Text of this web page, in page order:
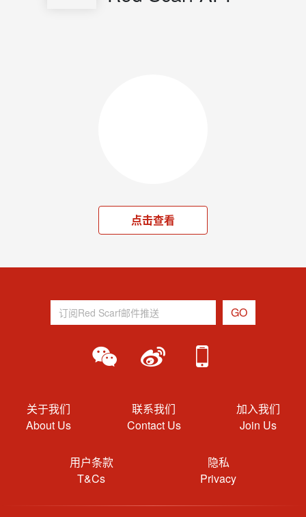
点击查看
关于我们
About Us
联系我们
Contact Us
加入我们
Join Us
用户条款
T&Cs
隐私
Privacy